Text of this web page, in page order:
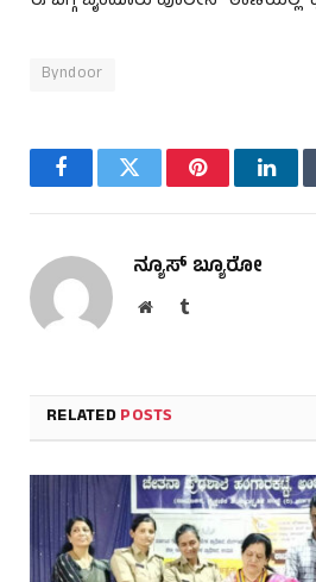
Byndoor
FacebookTwitter Pinterest
ನ್ಯೂಸ್ ಬ್ಯೂರೋ
WebsiteTumblr
RELATEDPOSTS